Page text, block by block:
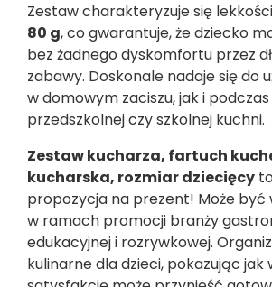
Zestaw charakteryzuje się
80 g, co gwarantuje, że dziecko
bez żadnego dyskomfortu przez
zabawy. Doskonale nadaje się do
w domowym zaciszu, jak i
przedszkolnej czy szkolnej kuchni.
Zestaw kucharza, fartuch
kucharska, rozmiar dziecięcy
propozycja na prezent! Może być
w ramach promocji branży
edukacyjnej i rozrywkowej.
kulinarne dla dzieci, pokazując jak